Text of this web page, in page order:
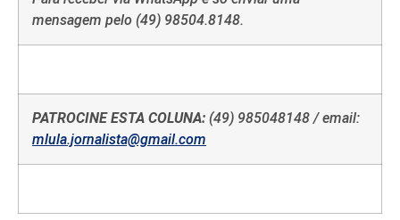
mensagem pelo (49) 98504.8148.
PATROCINE ESTA COLUNA: (49) 985048148 / email:
mlula.jornalista@gmail.com